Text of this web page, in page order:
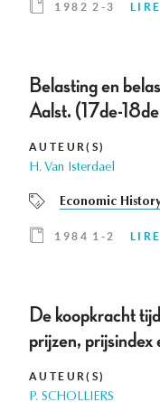
1982 2-3
Belasting en
Aalst. (17de-
AUTEUR(S)
H. Van Isterdael
Economic
1984 1-2
De koopkracht
prijzen, prijsindex
AUTEUR(S)
P. SCHOLLIERS